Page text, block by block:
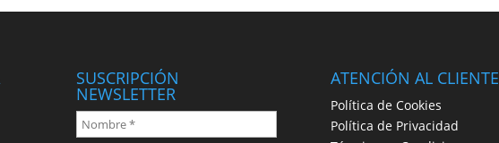
SUSCRIPCIÓN
NEWSLETTER
ATENCIÓN AL CLIENTE
Política de Cookies
Política de Privacidad